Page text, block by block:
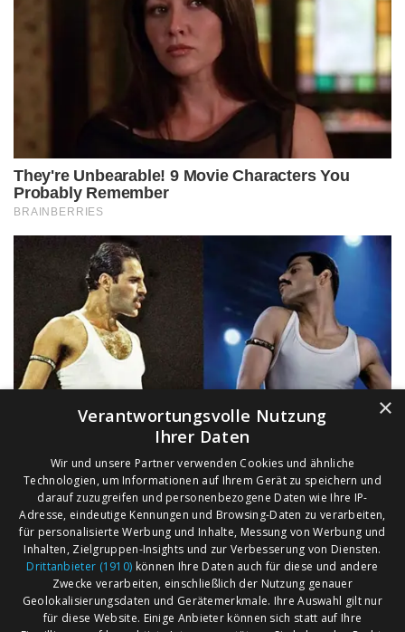
×
Verantwortungsvolle Nutzung
Ihrer Daten
Wir und unsere Partner verwenden Cookies und ähnliche
Technologien, um Informationen auf Ihrem Gerät zu speichern und
darauf zuzugreifen und personenbezogene Daten wie Ihre IP-
Adresse, eindeutige Kennungen und Browsing-Daten zu verarbeiten,
für personalisierte Werbung und Inhalte, Messung von Werbung und
Inhalten, Zielgruppen-Insights und zur Verbesserung von Diensten.
Drittanbieter (1910) können Ihre Daten auch für diese und andere
Zwecke verarbeiten, einschließlich der Nutzung genauer
Geolokalisierungsdaten und Gerätemerkmale. Ihre Auswahl gilt nur
für diese Website. Einige Anbieter können sich statt auf Ihre